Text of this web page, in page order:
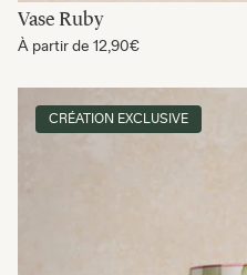
Vase Ruby
À partir de 12,90€
CRÉATION EXCLUSIVE